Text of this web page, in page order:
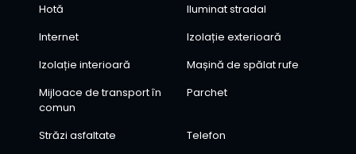
Hotă
Iluminat stradal
Internet
Izolație exterioară
Izolație interioară
Mașină de spălat rufe
Mijloace de transport în
comun
Parchet
Străzi asfaltate
Telefon